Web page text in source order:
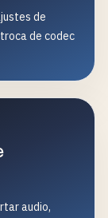
de
de codec
audio,